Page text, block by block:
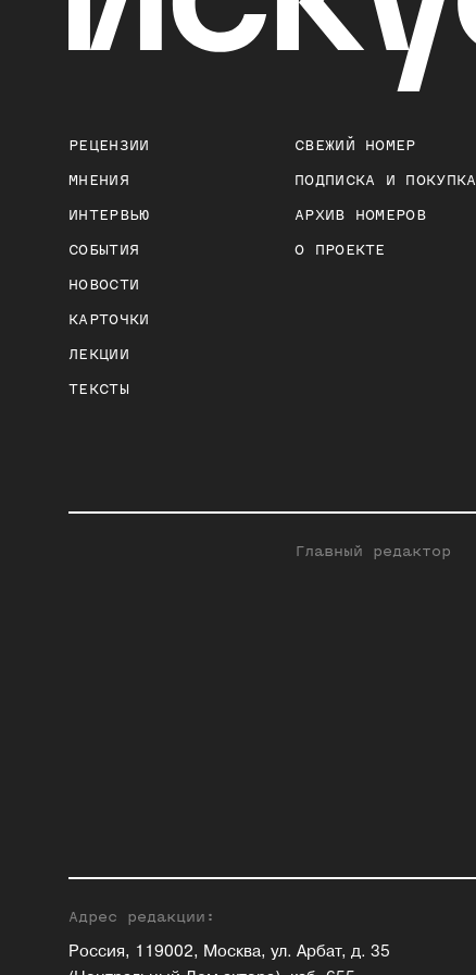
РЕЦЕНЗИИ
МНЕНИЯ
ИНТЕРВЬЮ
СОБЫТИЯ
НОВОСТИ
КАРТОЧКИ
ЛЕКЦИИ
ТЕКСТЫ
СВЕЖИЙ НОМЕР
ПОДПИСКА И ПОКУПКА
АРХИВ НОМЕРОВ
О ПРОЕКТЕ
Главный редактор
Адрес редакции:
Россия, 119002, Москва, ул. Арбат, д. 35